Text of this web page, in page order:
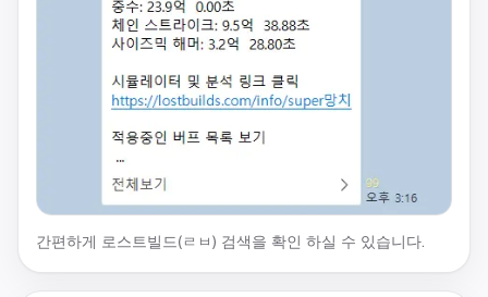
간편하게 로스트빌드(ㄹㅂ) 검색을 확인 하실 수 있습니다.